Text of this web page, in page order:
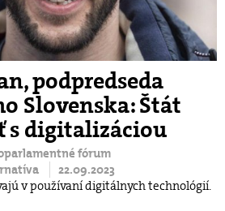
podpredseda
Slovenska: Štát
s digitalizáciou
fórum
22.09.2023
v používaní digitálnych technológií.